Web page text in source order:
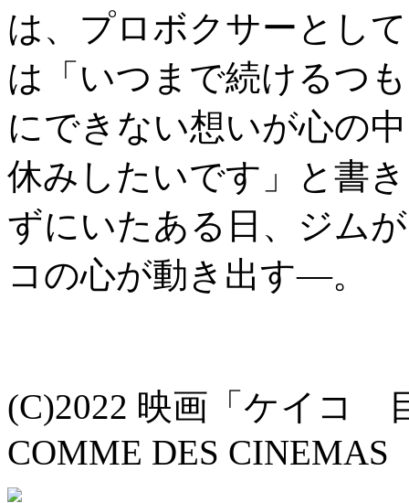
は、プロボクサーとし
は「いつまで続けるつ
にできない想いが心の
休みしたいです」と書
ずにいたある日、ジム
コの心が動き出す―。
(C)2022 映画「ケイコ
COMME DES CINEMAS